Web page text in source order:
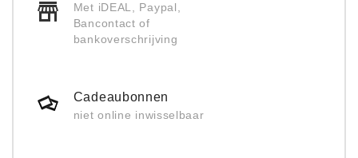
Met iDEAL, Paypal,
Bancontact of
bankoverschrijving
Cadeaubonnen
niet online inwisselbaar